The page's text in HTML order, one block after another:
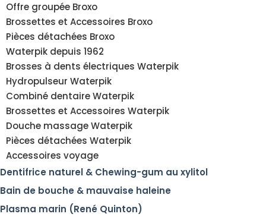
Offre groupée Broxo
Brossettes et Accessoires Broxo
Pièces détachées Broxo
Waterpik depuis 1962
Brosses à dents électriques Waterpik
Hydropulseur Waterpik
Combiné dentaire Waterpik
Brossettes et Accessoires Waterpik
Douche massage Waterpik
Pièces détachées Waterpik
Accessoires voyage
Dentifrice naturel & Chewing-gum au xylitol
Bain de bouche & mauvaise haleine
Plasma marin (René Quinton)